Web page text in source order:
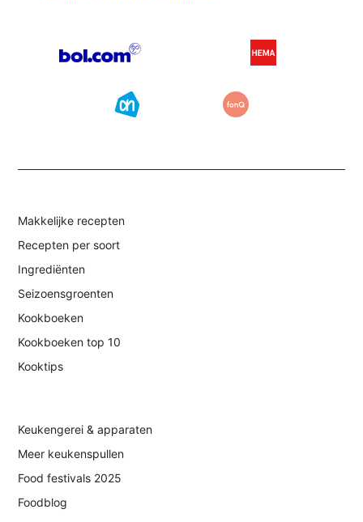
Makkelijke recepten
Recepten per soort
Ingrediënten
Seizoensgroenten
Kookboeken
Kookboeken top 10
Kooktips
Keukengerei & apparaten
Meer keukenspullen
Food festivals 2025
Foodblog